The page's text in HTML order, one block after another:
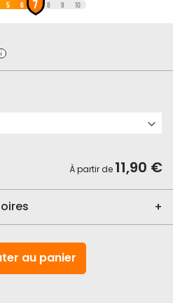
5 6 7 8 9 10
À partir de 11,90 €
au panier